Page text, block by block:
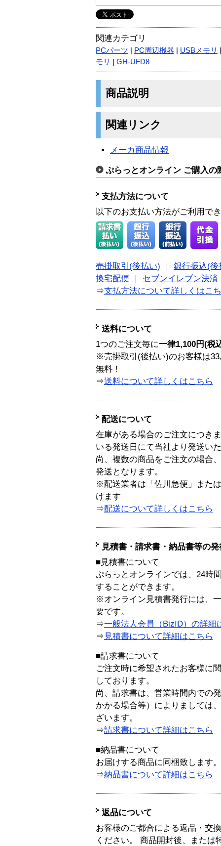
関連カテゴリ
PCパーツ PC周辺機器 USBメモリ
モリ
GH-UFD8
商品説明
関連リンク
メーカ商品情報
ぷらっとオンライン ご購入の
支払方法について
以下のお支払い方法がご利用で
売掛取引(後払い)
銀行振込(後
換宅配便
セブンイレブン決済
⇒支払方法について詳しくはこ
送料について
1つのご注文毎に一律1,100円(税
※売掛取引(後払い)のお客様は
無料！
⇒送料について詳しくはこちら
配送について
在庫がある場合のご注文につき
いる発送日にて当社より発送い
尚、複数の商品をご注文の場合
発送となります。
※配送業者は「佐川急便」また
けます
⇒配送について詳しくはこちら
見積書・請求書・納品書等の
■見積書について
ぷらっとオンラインでは、24時
することができます。
※オンライン見積書発行には、
要です。
⇒一般法人会員（BizID）の詳細
⇒ 見積書について詳細はこちら
■請求書について
ご注文時に希望されたお客様に
しております。
尚、請求書は、営業時間内での
かかる場合等）によりましては
ざいます。
⇒請求書について詳細はこちら
■納品書について
お届けする商品に同梱致します。
⇒納品書について詳細はこちら
返品について
お客様のご都合による返品・交
ください。 商品開封後、または